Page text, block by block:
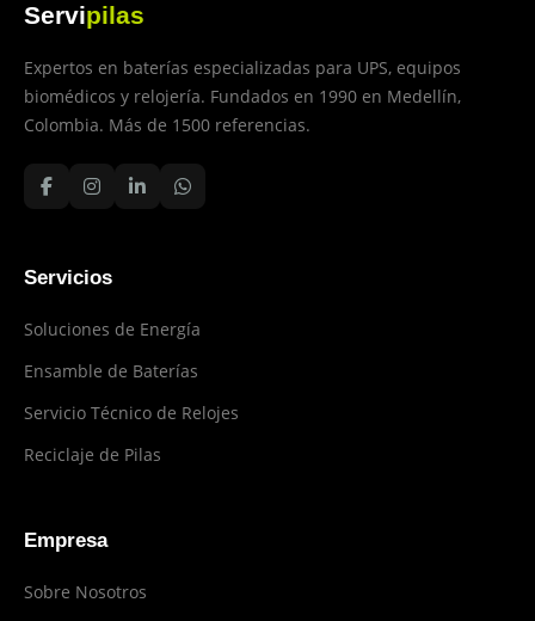
Servipilas
Expertos en baterías especializadas para UPS, equipos
biomédicos y relojería. Fundados en 1990 en Medellín,
Colombia. Más de 1500 referencias.
Servicios
Soluciones de Energía
Ensamble de Baterías
Servicio Técnico de Relojes
Reciclaje de Pilas
Empresa
Sobre Nosotros